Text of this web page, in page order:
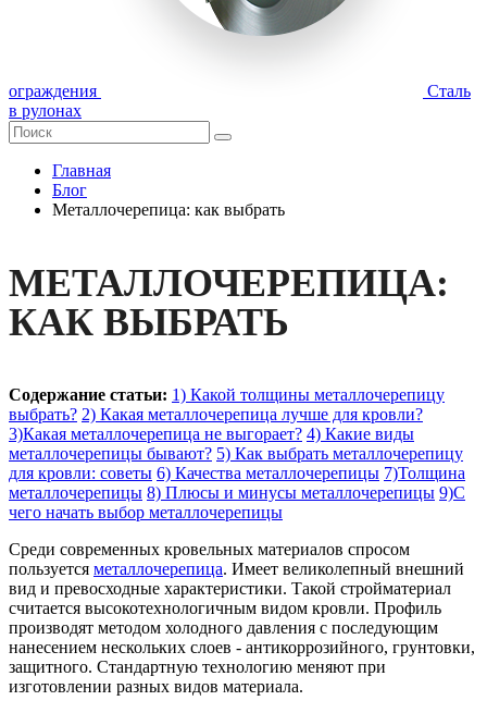
ограждения
Сталь
в рулонах
Главная
Блог
Металлочерепица: как выбрать
МЕТАЛЛОЧЕРЕПИЦА:
КАК ВЫБРАТЬ
Содержание статьи: 1) Какой толщины металлочерепицу
выбрать? 2) Какая металлочерепица лучше для кровли?
3)Какая металлочерепица не выгорает? 4) Какие виды
металлочерепицы бывают? 5) Как выбрать металлочерепицу
для кровли: советы 6) Качества металлочерепицы 7)Толщина
металлочерепицы 8) Плюсы и минусы металлочерепицы 9)С
чего начать выбор металлочерепицы
Среди современных кровельных материалов спросом
пользуется металлочерепица. Имеет великолепный внешний
вид и превосходные характеристики. Такой стройматериал
считается высокотехнологичным видом кровли. Профиль
производят методом холодного давления с последующим
нанесением нескольких слоев - антикоррозийного, грунтовки,
защитного. Стандартную технологию меняют при
изготовлении разных видов материала.